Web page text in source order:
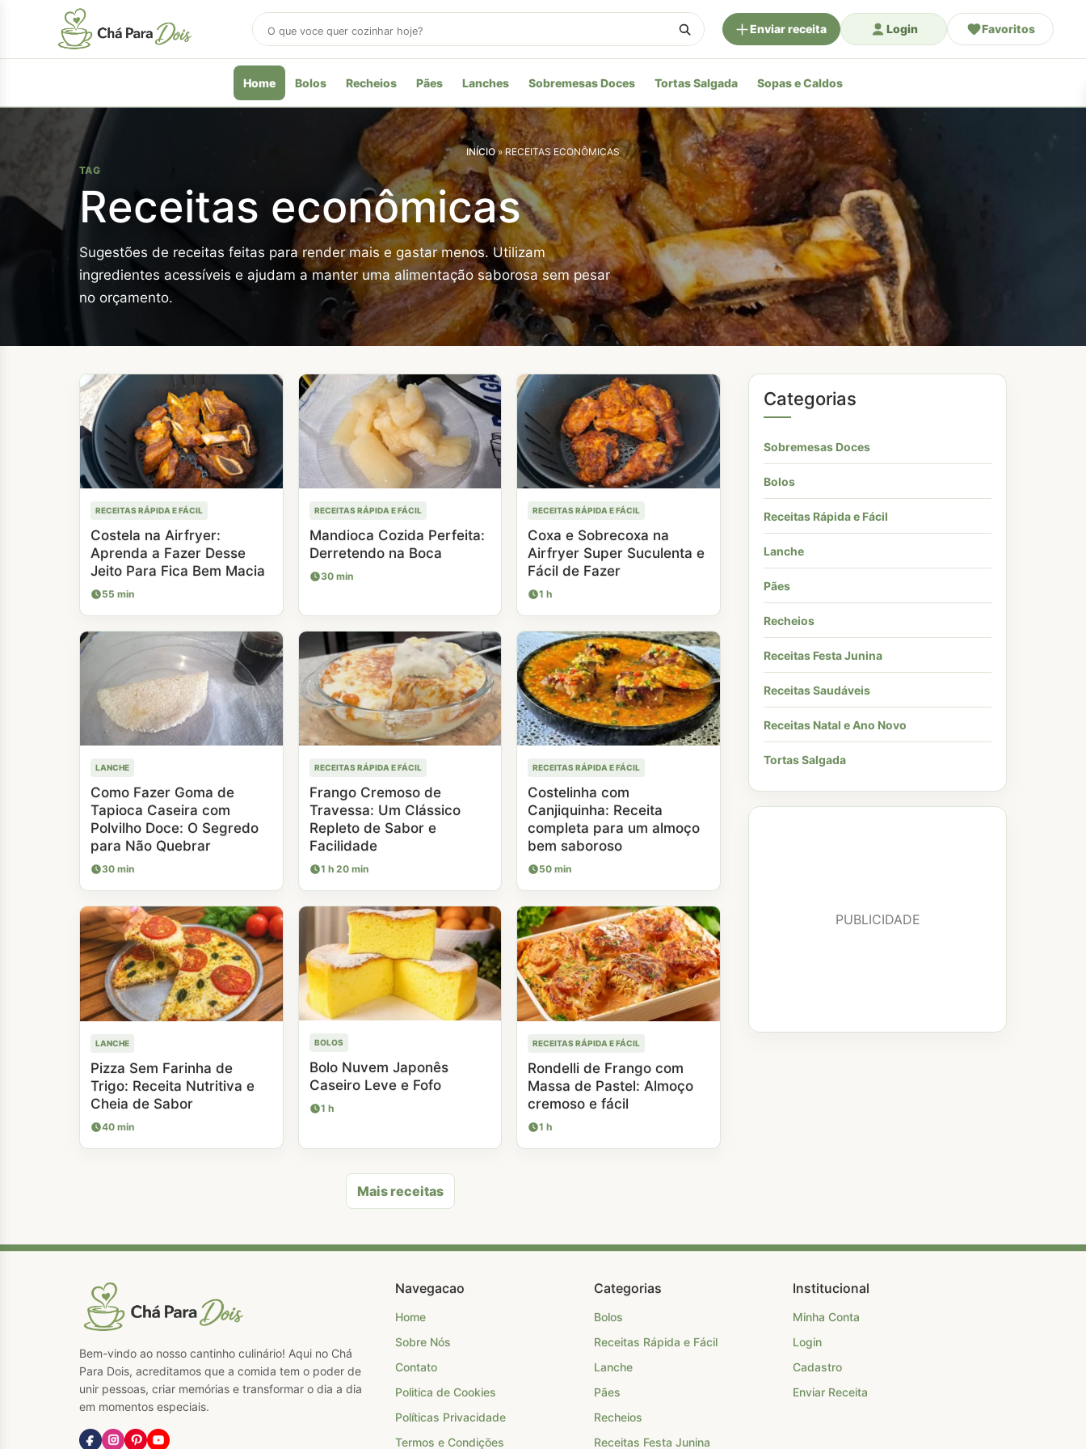
Buscar
receitas
Enviar receita Login Favoritos
Home Bolos Recheios Pães Lanches Sobremesas Doces Tortas Salgada Sopas e Caldos
INÍCIO»RECEITAS ECONÔMICAS
TAG
Receitas econômicas
Sugestões de receitas feitas para render mais e gastar menos. Utilizam
ingredientes acessíveis e ajudam a manter uma alimentação saborosa sem pesar
no orçamento.
RECEITAS RÁPIDA E FÁCIL
Costela na Airfryer:
Aprenda a Fazer Desse
Jeito Para Fica Bem Macia
55 min
RECEITAS RÁPIDA E FÁCIL
Mandioca Cozida Perfeita:
Derretendo na Boca
30 min
RECEITAS RÁPIDA E FÁCIL
Coxa e Sobrecoxa na
Airfryer Super Suculenta e
Fácil de Fazer
1 h
LANCHE
Como Fazer Goma de
Tapioca Caseira com
Polvilho Doce: O Segredo
para Não Quebrar
30 min
RECEITAS RÁPIDA E FÁCIL
Frango Cremoso de
Travessa: Um Clássico
Repleto de Sabor e
Facilidade
1 h 20 min
RECEITAS RÁPIDA E FÁCIL
Costelinha com
Canjiquinha: Receita
completa para um almoço
bem saboroso
50 min
LANCHE
Pizza Sem Farinha de
Trigo: Receita Nutritiva e
Cheia de Sabor
40 min
BOLOS
Bolo Nuvem Japonês
Caseiro Leve e Fofo
1 h
RECEITAS RÁPIDA E FÁCIL
Rondelli de Frango com
Massa de Pastel: Almoço
cremoso e fácil
1 h
Mais receitas
Categorias
Sobremesas Doces
Bolos
Receitas Rápida e Fácil
Lanche
Pães
Recheios
Receitas Festa Junina
Receitas Saudáveis
Receitas Natal e Ano Novo
Tortas Salgada
PUBLICIDADE
Bem-vindo ao nosso cantinho culinário! Aqui no Chá
Para Dois, acreditamos que a comida tem o poder de
unir pessoas, criar memórias e transformar o dia a dia
em momentos especiais.
Navegacao
Home
Sobre Nós
Contato
Politica de Cookies
Políticas Privacidade
Termos e Condições
Categorias
Bolos
Receitas Rápida e Fácil
Lanche
Pães
Recheios
Receitas Festa Junina
Institucional
Minha Conta
Login
Cadastro
Enviar Receita